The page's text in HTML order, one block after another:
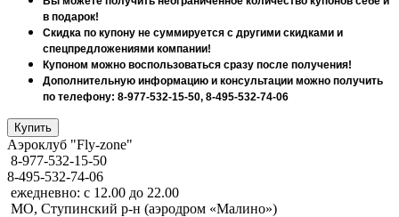
в подарок!
Скидка по купону не суммируется с другими скидками и
спецпредложениями компании!
Купоном можно воспользоваться сразу после получения!
Дополнительную информацию и консультации можно получить
по телефону: 8-977-532-15-50, 8-495-532-74-06
Аэроклуб "Fly-zone"
8-977-532-15-50
8-495-532-74-06
ежедневно: с 12.00 до 22.00
МО, Ступинский р-н (аэродром «Малино»)